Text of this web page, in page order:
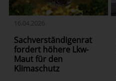
16.04.2026
Sachverständigenrat
fordert höhere Lkw-
Maut für den
Klimaschutz